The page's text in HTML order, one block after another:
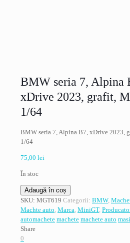
BMW seria 7, Alpina
xDrive 2023, grafit,
1/64
BMW seria 7, Alpina B7, xDrive 2023,
1/64
75,00 lei
În stoc
Cantitate
BMW
seria
7,
Alpina
B7,
Adaugă în coș
SKU: MGT619 Categorii: BMW,
Machte auto, Marca, MiniGT,
automachete machete machete auto
Share
0